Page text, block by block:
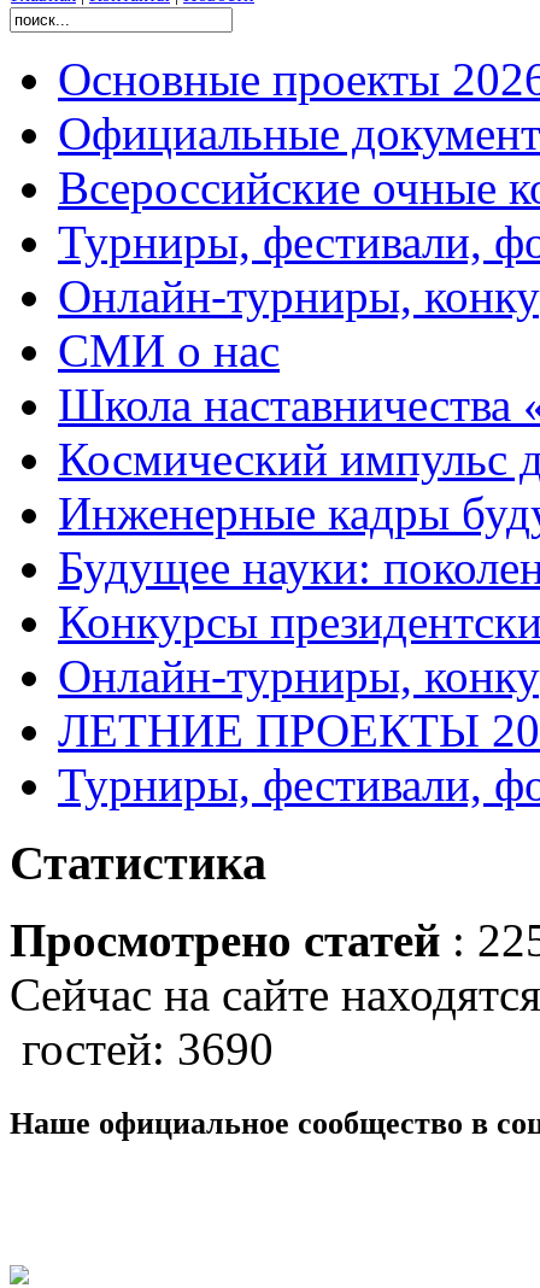
Основные проекты
Официальные
Всероссийские очные
Турниры, фестивали,
Онлайн-турниры,
СМИ о нас
Школа
Космический импульс
Инженерные кадры
Будущее науки:
Конкурсы
Онлайн-турниры,
ЛЕТНИЕ ПРОЕКТЫ
Турниры, фестивали,
Статистика
Просмотрено статей :
Сейчас на сайте
гостей: 3690
Наше официальное сообщество в